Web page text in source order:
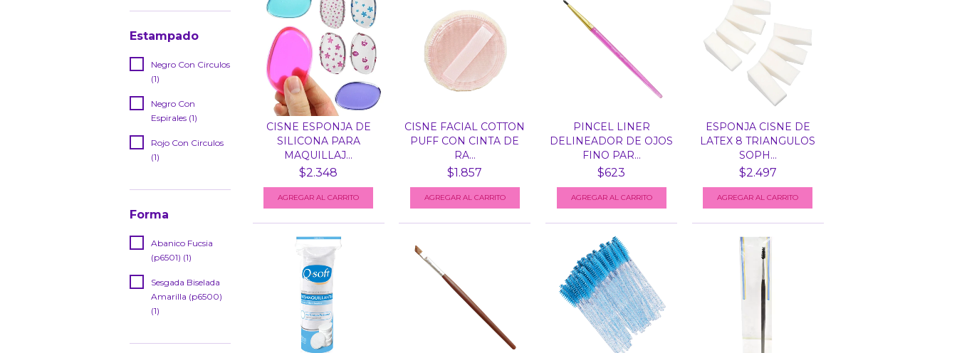
Estampado
Negro Con Circulos
(1)
Negro Con
Espirales (1)
Rojo Con Circulos
(1)
Forma
Abanico Fucsia
(p6501) (1)
Sesgada Biselada
Amarilla (p6500)
(1)
CISNE ESPONJA DE
SILICONA PARA
MAQUILLAJ...
$2.348
CISNE FACIAL COTTON
PUFF CON CINTA DE
RA...
$1.857
PINCEL LINER
DELINEADOR DE OJOS
FINO PAR...
$623
ESPONJA CISNE DE
LATEX 8 TRIANGULOS
SOPH...
$2.497